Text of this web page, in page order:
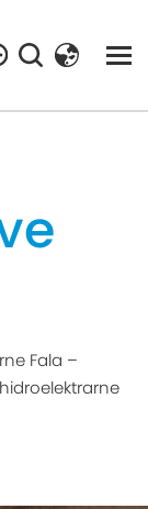
Fala –